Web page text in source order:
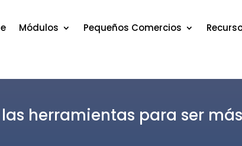
Módulos Pequeños Comercios
herramientas para ser